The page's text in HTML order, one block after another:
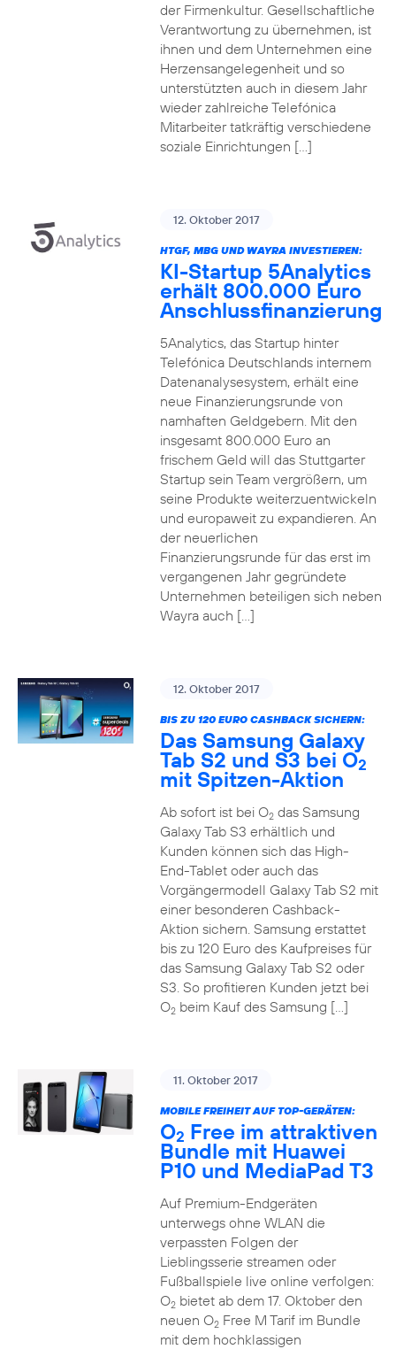
der Firmenkultur. Gesellschaftliche
Verantwortung zu übernehmen, ist
ihnen und dem Unternehmen eine
Herzensangelegenheit und so
unterstützten auch in diesem Jahr
wieder zahlreiche Telefónica
Mitarbeiter tatkräftig verschiedene
soziale Einrichtungen […]
12. Oktober 2017
HTGF, MBG UND WAYRA INVESTIEREN:
KI-Startup 5Analytics
erhält 800.000 Euro
Anschlussfinanzierung
5Analytics, das Startup hinter
Telefónica Deutschlands internem
Datenanalysesystem, erhält eine
neue Finanzierungsrunde von
namhaften Geldgebern. Mit den
insgesamt 800.000 Euro an
frischem Geld will das Stuttgarter
Startup sein Team vergrößern, um
seine Produkte weiterzuentwickeln
und europaweit zu expandieren. An
der neuerlichen
Finanzierungsrunde für das erst im
vergangenen Jahr gegründete
Unternehmen beteiligen sich neben
Wayra auch […]
12. Oktober 2017
BIS ZU 120 EURO CASHBACK SICHERN:
Das Samsung Galaxy
Tab S2 und S3 bei O2
mit Spitzen-Aktion
Ab sofort ist bei O2das Samsung
Galaxy Tab S3 erhältlich und
Kunden können sich das High-
End-Tablet oder auch das
Vorgängermodell Galaxy Tab S2 mit
einer besonderen Cashback-
Aktion sichern. Samsung erstattet
bis zu 120 Euro des Kaufpreises für
das Samsung Galaxy Tab S2 oder
S3. So profitieren Kunden jetzt bei
O2beim Kauf des Samsung […]
11. Oktober 2017
MOBILE FREIHEIT AUF TOP-GERÄTEN:
O2 Free im attraktiven
Bundle mit Huawei
P10 und MediaPad T3
Auf Premium-Endgeräten
unterwegs ohne WLAN die
verpassten Folgen der
Lieblingsserie streamen oder
Fußballspiele live online verfolgen:
O2bietet ab dem 17. Oktober den
neuen O2Free M Tarif im Bundle
mit dem hochklassigen